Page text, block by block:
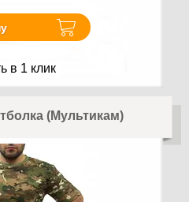
в 1 клик
(Мультикам)